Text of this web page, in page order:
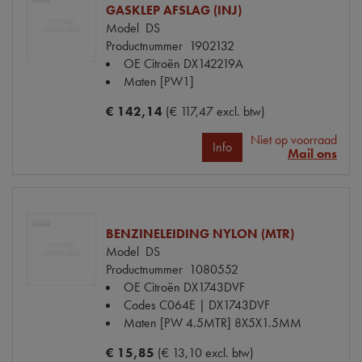
GASKLEP AFSLAG (INJ)
Model DS
Productnummer 1902132
OE Citroën DX142219A
Maten [PW1]
€ 142,14 (€ 117,47 excl. btw)
Info
Niet op voorraad
Mail ons
BENZINELEIDING NYLON (MTR)
Model DS
Productnummer 1080552
OE Citroën DX1743DVF
Codes C064E | DX1743DVF
Maten [PW 4.5MTR] 8X5X1.5MM
€ 15,85 (€ 13,10 excl. btw)